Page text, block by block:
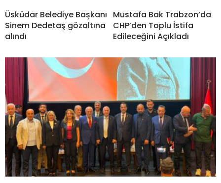
Üsküdar Belediye Başkanı
Sinem Dedetaş gözaltına
alındı
Mustafa Bak Trabzon’da
CHP’den Toplu İstifa
Edileceğini Açıkladı